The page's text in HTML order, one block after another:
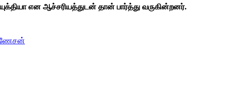
என ஆச்சரியத்துடன் தான் பார்த்து வருகின்றனர்.